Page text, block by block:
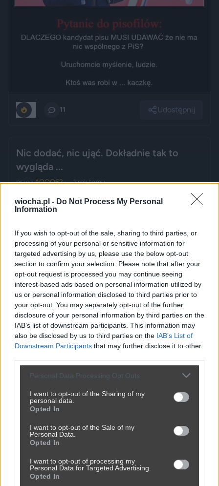
wiocha.pl - Do Not Process My Personal
Information
If you wish to opt-out of the sale, sharing to third parties, or
processing of your personal or sensitive information for
targeted advertising by us, please use the below opt-out
section to confirm your selection. Please note that after your
opt-out request is processed you may continue seeing
interest-based ads based on personal information utilized by
us or personal information disclosed to third parties prior to
your opt-out. You may separately opt-out of the further
disclosure of your personal information by third parties on the
IAB’s list of downstream participants. This information may
also be disclosed by us to third parties on the IAB’s List of
Downstream Participants that may further disclose it to other
Personal Data Processing Opt Outs
I want to opt-out of the Sharing of my
personal data.
Opted In
I want to opt-out of the Sale of my
Personal Data.
Opted In
I want to opt-out of processing my
Personal Data for Targeted Advertising.
Opted In
11 Udostępnij
Nic dodać, nic ująć. Dokładnie tak to
wygląda ...
przezAQQQ62— 1 rok temu
Kategoria: 🏛️ Polityka
0 6 Udostępnij
W odwiedziny
przezFameMonster— 1 rok temu
Kategoria: 😂Śmieszne